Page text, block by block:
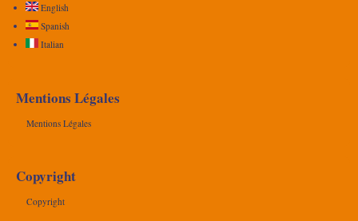
English
Spanish
Italian
Mentions Légales
Mentions Légales
Copyright
Copyright